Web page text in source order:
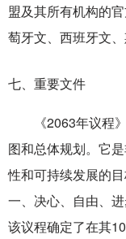
盟及其所有机构的
萄牙文、西班牙文
七、重要文件
《2063年议程
图和总体规划。它
性和可持续发展的
一、决心、自由、
该议程确定了在其